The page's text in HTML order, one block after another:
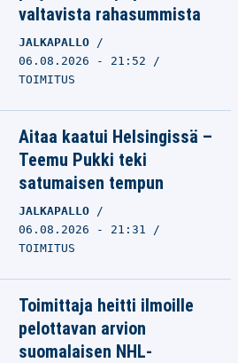
valtavista rahasummista
JALKAPALLO
06.08.2026 - 21:52
TOIMITUS
Aitaa kaatui Helsingissä –
Teemu Pukki teki
satumaisen tempun
JALKAPALLO
06.08.2026 - 21:31
TOIMITUS
Toimittaja heitti ilmoille
pelottavan arvion
suomalaisen NHL-